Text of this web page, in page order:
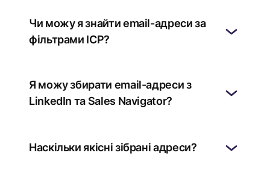
Чи можу я знайти email-адреси за
фільтрами ICP?
Я можу збирати email-адреси з
LinkedIn та Sales Navigator?
Наскільки якісні зібрані адреси?